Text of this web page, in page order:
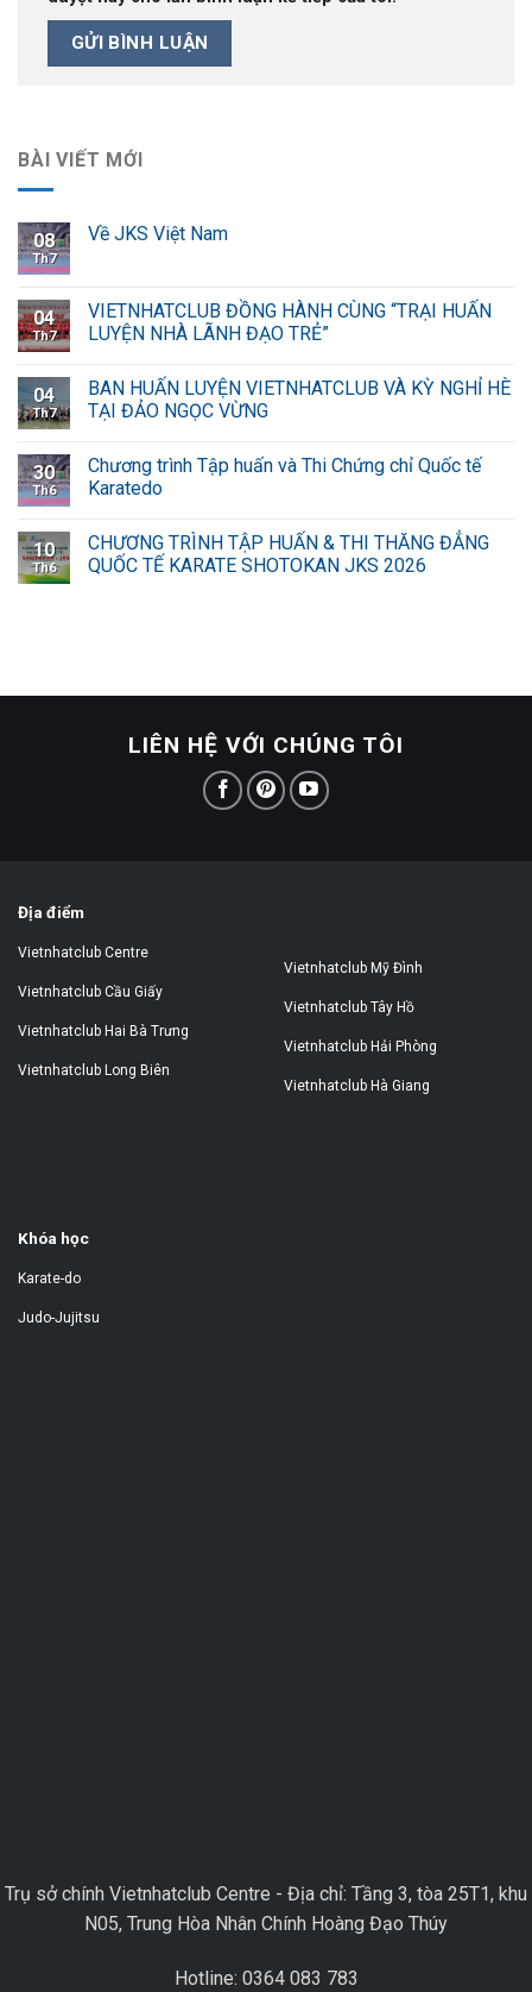
BÀI VIẾT MỚI
08
Th7
Về JKS Việt Nam
04
Th7
VIETNHATCLUB ĐỒNG HÀNH CÙNG “TRẠI HUẤN
LUYỆN NHÀ LÃNH ĐẠO TRẺ”
04
Th7
BAN HUẤN LUYỆN VIETNHATCLUB VÀ KỲ NGHỈ HÈ
TẠI ĐẢO NGỌC VỪNG
30
Th6
Chương trình Tập huấn và Thi Chứng chỉ Quốc tế
Karatedo
10
Th6
CHƯƠNG TRÌNH TẬP HUẤN & THI THĂNG ĐẲNG
QUỐC TẾ KARATE SHOTOKAN JKS 2026
LIÊN HỆ VỚI CHÚNG TÔI
Địa điểm
Vietnhatclub Centre
Vietnhatclub Cầu Giấy
Vietnhatclub Hai Bà Trưng
Vietnhatclub Long Biên
Vietnhatclub Mỹ Đình
Vietnhatclub Tây Hồ
Vietnhatclub Hải Phòng
Vietnhatclub Hà Giang
Khóa học
Karate-do
Judo-Jujitsu
Trụ sở chính Vietnhatclub Centre - Địa chỉ: Tầng 3, tòa 25T1, khu
N05, Trung Hòa Nhân Chính Hoàng Đạo Thúy
Hotline: 0364 083 783